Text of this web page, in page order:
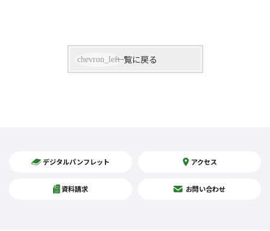
一覧に戻る
デジタルパンフレット アクセス
資料請求 お問い合わせ